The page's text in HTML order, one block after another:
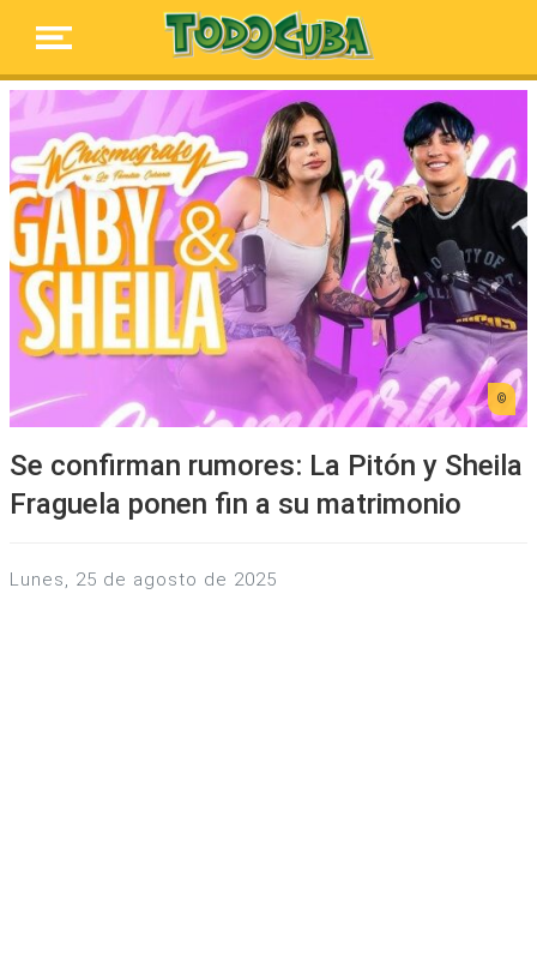
Se confirman rumores: La Pitón y Sheila
Fraguela ponen fin a su matrimonio
lunes, 25 de agosto de 2025